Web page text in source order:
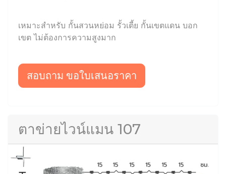
เหมาะสำหรับ กั้นสวนหย่อม รั้วเตี้ย กั้นเขตแดน บอก
เขต ไม่ต้องการความสูงมาก
สอบถาม ขอใบเสนอราคา
ตาข่ายไวน์แมน 107